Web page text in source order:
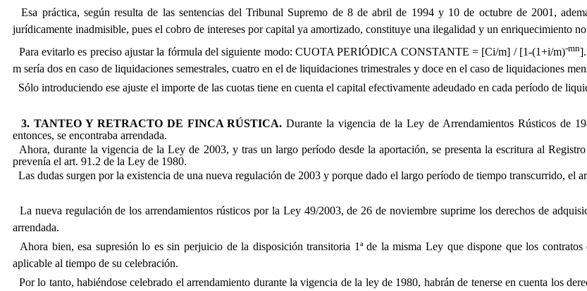
Esa práctica, según resulta de las sentencias del Tribunal Supremo de 8 de abril de 1994 y 10 de octubre de 2001,
jurídicamente inadmisible, pues el cobro de intereses por capital ya amortizado, constituye una ilegalidad y un enriquecimiento
Para evitarlo es preciso ajustar la fórmula del siguiente modo:CUOTA PERIÓDICA CONSTANTE = [Ci/m] / [1-(1+i/m)-mn].
m sería dos en caso de liquidaciones semestrales, cuatro en el de liquidaciones trimestrales y doce en el caso de liquidaciones
Sólo introduciendo ese ajuste el importe de las cuotas tiene en cuenta el capital efectivamente adeudado en cada período de
3. TANTEO Y RETRACTO DE FINCA RÚSTICA. Durante la vigencia de la Ley de Arrendamientos Rústicos de
entonces, se encontraba arrendada.
Ahora, durante la vigencia de la Ley de 2003, y tras un largo período desde la aportación, se presenta la escritura al
prevenía el art. 91.2 de la Ley de 1980.
Las dudas surgen por la existencia de una nueva regulación de 2003 y porque dado el largo período de tiempo transcurrido, el
La nueva regulación de los arrendamientos rústicos por la Ley 49/2003, de 26 de noviembre suprime los derechos de
arrendada.
Ahora bien, esa supresión lo es sin perjuicio de la disposición transitoria 1ª de la misma Ley que dispone que los
aplicable al tiempo de su celebración.
Por lo tanto, habiéndose celebrado el arrendamiento durante la vigencia de la ley de 1980, habrán de tenerse en cuenta los